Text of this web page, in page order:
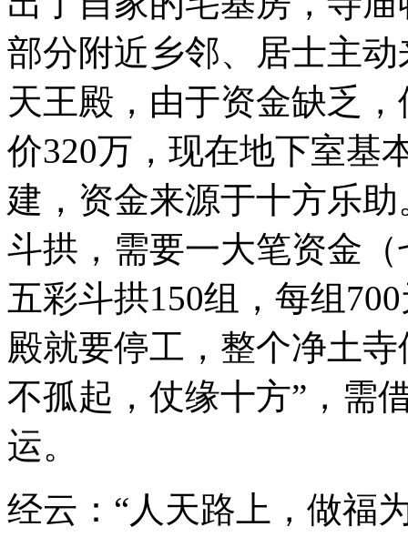
部分附近乡邻、居士主
天王殿，由于资金缺乏
价320万，现在地下室基
建，资金来源于十方乐
斗拱，需要一大笔资金
五彩斗拱150组，每组
殿就要停工，整个净土
不孤起，仗缘十方”，需
运。
经云：“人天路上，做福